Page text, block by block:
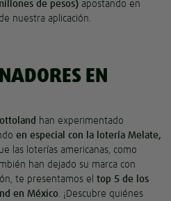
de pesos) apostando en
nuestra aplicación.
EN
han experimentado
en especial con la lotería Melate,
las loterías americanas, como
han dejado su marca con
te presentamos el top 5 de los
en México. ¡Descubre quiénes